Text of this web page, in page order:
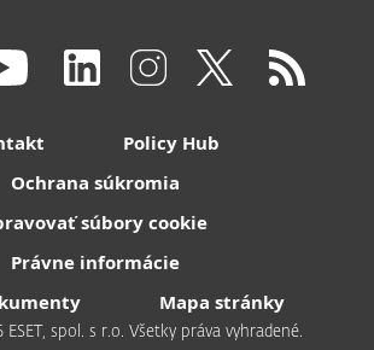
Policy Hub
Ochrana súkromia
súbory cookie
Právne informácie
Mapa stránky
ESET, spol. s r.o. Všetky práva vyhradené.